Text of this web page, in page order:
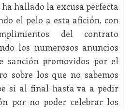
hallado la excusa perfecta
el pelo a esta afición, con
del contrato
los numerosos anuncios
sanción promovidos por el
sobre los que no sabemos
si al final hasta va a pedir
por no poder celebrar los